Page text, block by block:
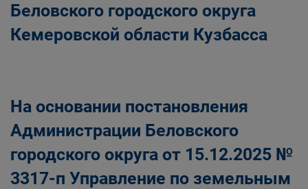
Беловского городского округа
Кемеровской области Кузбасса
На основании постановления
Администрации Беловского
городского округа от 15.12.2025 №
3317-п Управление по земельным